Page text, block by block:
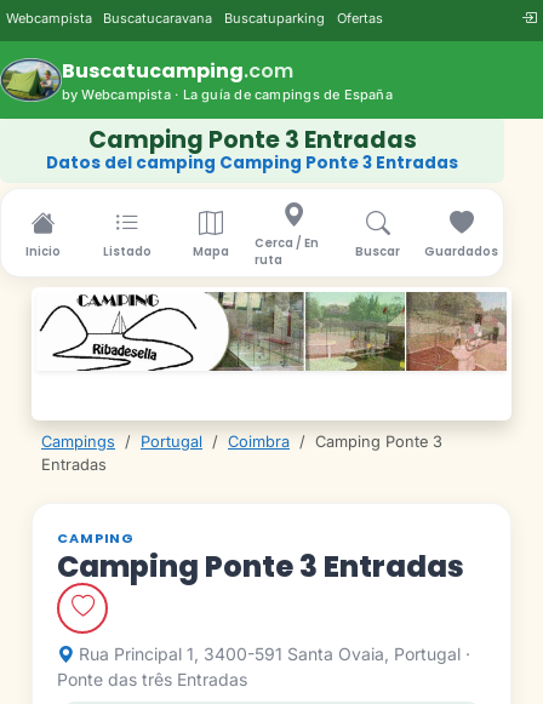
Webcampista Buscatucaravana Buscatuparking Ofertas
Buscatucamping.com
by Webcampista · La guía de campings de España
Camping Ponte 3 Entradas
Datos del camping Camping Ponte 3 Entradas
Inicio Listado Mapa
Cerca / En
ruta
Buscar Guardados
Campings / Portugal / Coimbra / Camping Ponte 3
Entradas
CAMPING
Camping Ponte 3 Entradas
Rua Principal 1, 3400-591 Santa Ovaia, Portugal ·
Ponte das três Entradas